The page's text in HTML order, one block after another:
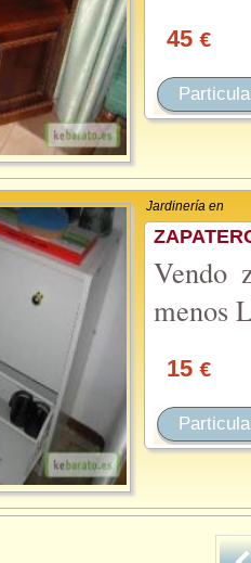
45 €
Jardinería en
Vendo
menos
15 €